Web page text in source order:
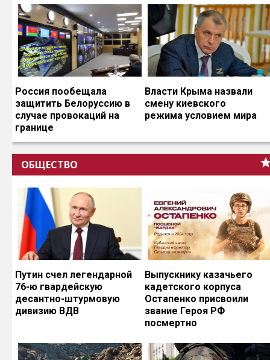
Россия пообещала
защитить Белоруссию в
случае провокаций на
границе
Власти Крыма назвали
смену киевского
режима условием мира
ОБЩЕСТВО
Путин счел легендарной
76-ю гвардейскую
десантно-штурмовую
дивизию ВДВ
Выпускнику казачьего
кадетского корпуса
Остапенко присвоили
звание Героя РФ
посмертно